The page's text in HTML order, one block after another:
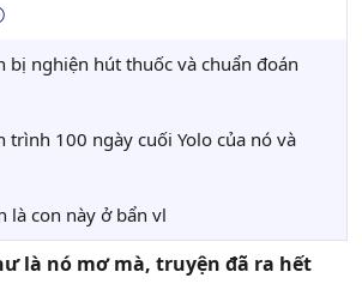
bị nghiện hút thuốc và chuẩn đoán
trình 100 ngày cuối Yolo của nó và
là con này ở bẩn vl
là nó mơ mà, truyện đã ra hết